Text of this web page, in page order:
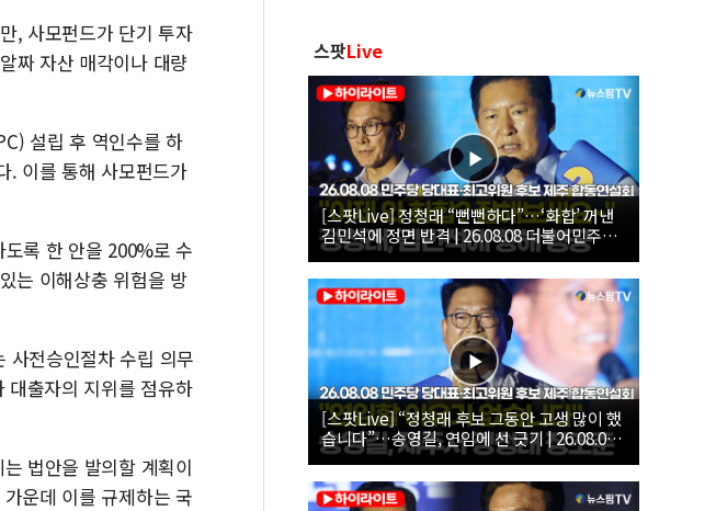
, 사모펀드가 단기 투자
짜 자산 매각이나 대량
설립 후 역인수를 하
. 이를 통해 사모펀드가
록 한 안을 200%로 수
는 이해상충 위험을 방
사전승인절차 수립 의무
대출자의 지위를 점유하
법안을 발의할 계획이
운데 이를 규제하는 국
스팟Live
[스팟Live] 정청래 “뻔뻔하다”…‘화합’ 꺼낸
김민석에 정면 반격 | 26.08.08 더불어민주당
당대표·최고위원 후보 제주 합동연설회
[스팟Live] “정청래 후보 그동안 고생 많이 했
습니다”…송영길, 연임에 선 긋기 | 26.08.08
더불어민주당 당대표·최고위원 후보 제주 합
동연설회